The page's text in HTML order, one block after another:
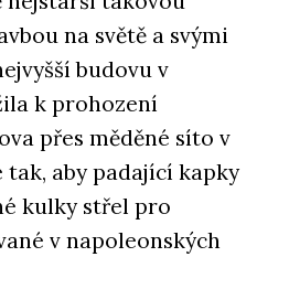
na světě a svými
budovu v
k prohození
přes měděné síto v
aby padající kapky
kulky střel pro
v napoleonských